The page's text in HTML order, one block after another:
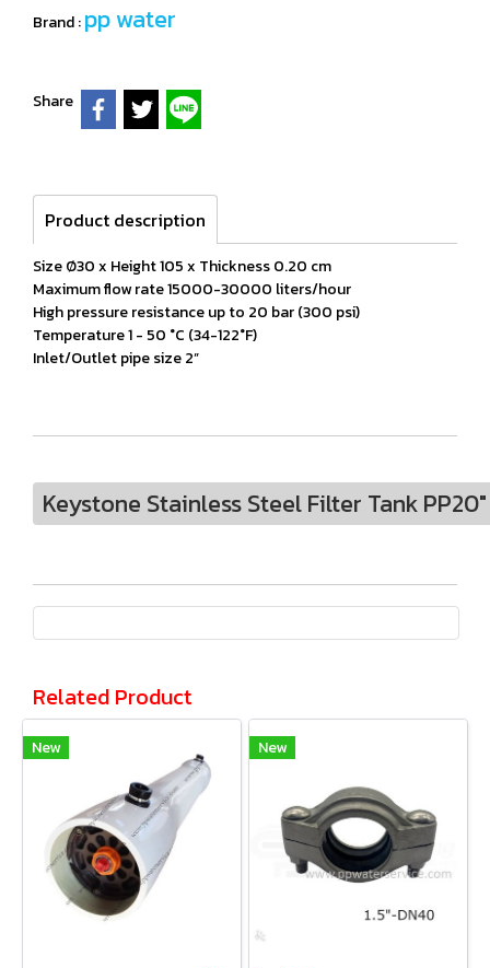
Brand :pp water
Share
Product description
Size Ø30 x Height 105 x Thickness 0.20 cm
Maximum flow rate 15000-30000 liters/hour
High pressure resistance up to 20 bar (300 psi)
Temperature 1 - 50 °C (34-122°F)
Inlet/Outlet pipe size 2”
Keystone Stainless Steel Filter Tank
Related Product
New New